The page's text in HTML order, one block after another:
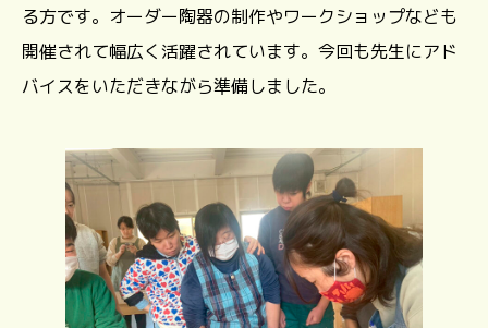
る方です。オーダー陶器の制作やワークショップなども
開催されて幅広く活躍されています。今回も先生にアド
バイスをいただきながら準備しました。